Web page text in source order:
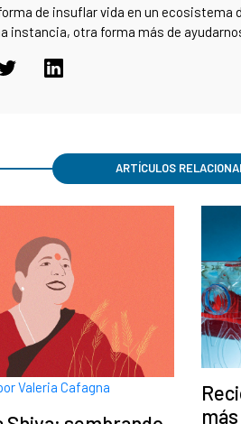
de insuflar vida en un ecosistema
instancia, otra forma más de
ARTÍCULOS
Valeria Cafagna